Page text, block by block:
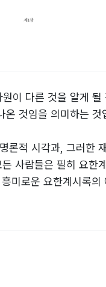
이 다른 것을 알게
것임을 의미하는
적 시각과, 그러한
사람들은 필히 요한
미로운 요한계시록